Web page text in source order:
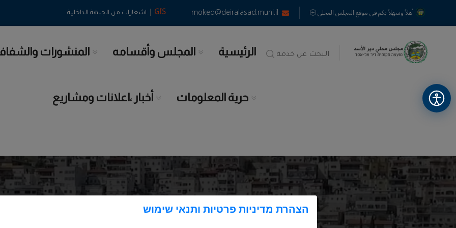
أهلاً وسهلاً بكم في موقع المجلس المحلي moked@deiralasad.muni.il
GIS
| اشعارات من الجبهة الداخلية
البحث عن خدمة الرئيسية المجلس وأقسامه المنشورات
حرية المعلومات أخبار ،اعلانات ومشاريع
הצהרת מדיניות פרטיות ותנאי שימוש